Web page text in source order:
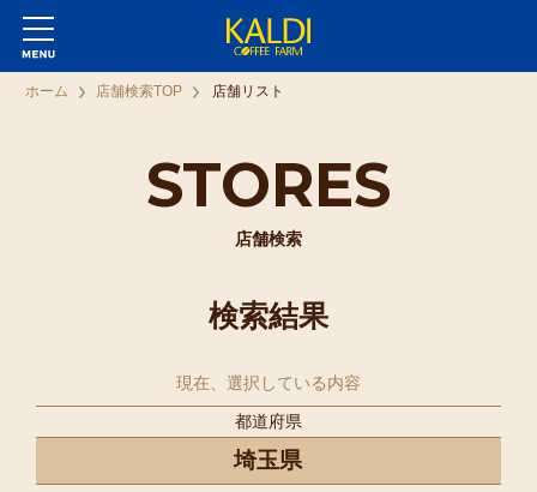
STORES
店舗検索
ホーム 店舗検索TOP 店舗リスト
検索結果
現在、選択している内容
都道府県
埼玉県